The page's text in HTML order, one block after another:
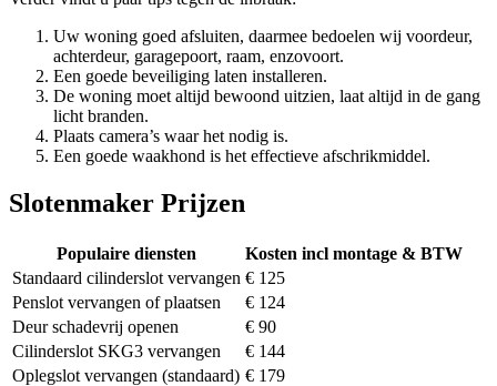
Uw woning goed afsluiten, daarmee bedoelen wij voordeur,
achterdeur, garagepoort, raam, enzovoort.
Een goede beveiliging laten installeren.
De woning moet altijd bewoond uitzien, laat altijd in de gang
licht branden.
Plaats camera’s waar het nodig is.
Een goede waakhond is het effectieve afschrikmiddel.
Slotenmaker Prijzen
Populaire diensten
Kosten incl montage & BTW
Standaard cilinderslot vervangen € 125
Penslot vervangen of plaatsen
€ 124
Deur schadevrij openen
€ 90
Cilinderslot SKG3 vervangen
€ 144
Oplegslot vervangen (standaard) € 179